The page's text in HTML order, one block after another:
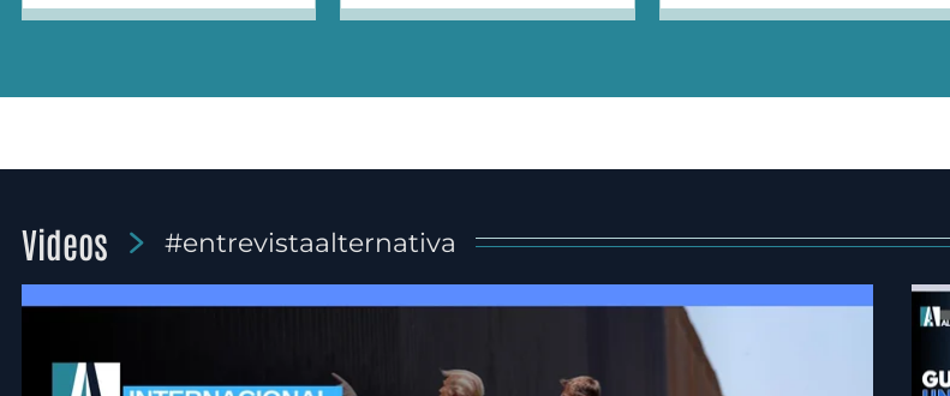
Videos #entrevistaalternativa